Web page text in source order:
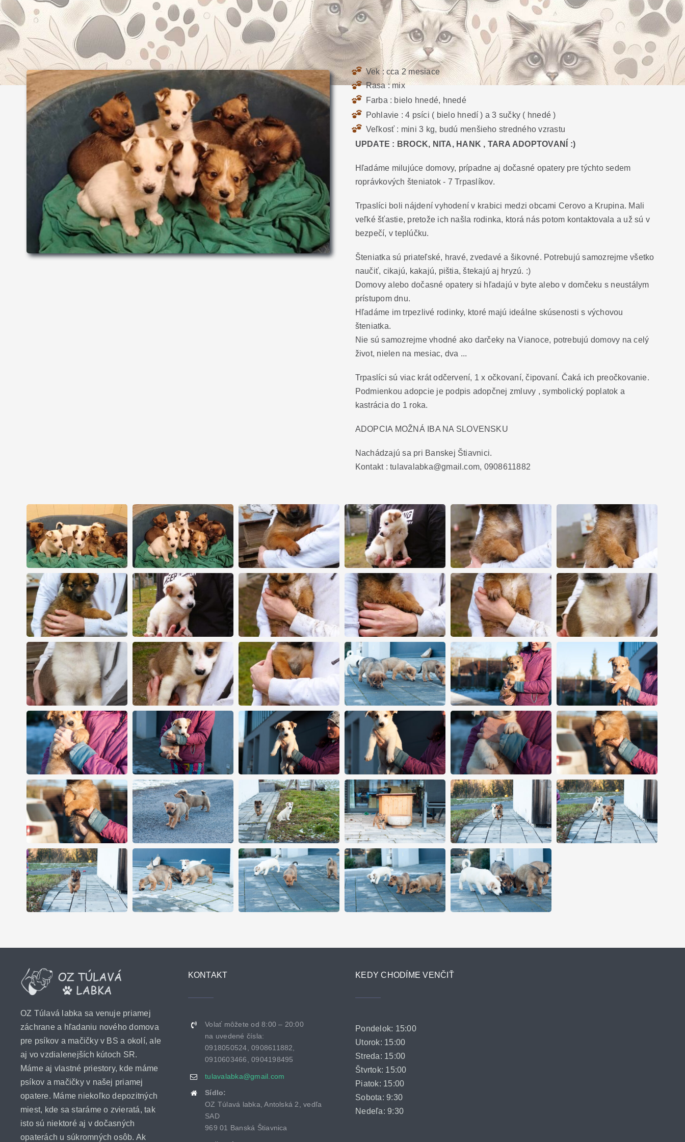
Vek : cca 2 mesiace
Rasa : mix
Farba : bielo hnedé, hnedé
Pohlavie : 4 psíci ( bielo hnedí ) a 3 sučky ( hnedé )
Veľkosť : mini 3 kg, budú menšieho stredného vzrastu
UPDATE : BROCK, NITA, HANK , TARA ADOPTOVANÍ :)
Hľadáme milujúce domovy, prípadne aj dočasné opatery pre týchto sedem
roprávkových šteniatok - 7 Trpaslíkov.
Trpaslíci boli nájdení vyhodení v krabici medzi obcami Cerovo a Krupina. Mali
veľké šťastie, pretože ich našla rodinka, ktorá nás potom kontaktovala a už sú v
bezpečí, v teplúčku.
Šteniatka sú priateľské, hravé, zvedavé a šikovné. Potrebujú samozrejme všetko
naučiť, cikajú, kakajú, pištia, štekajú aj hryzú. :)
Domovy alebo dočasné opatery si hľadajú v byte alebo v domčeku s neustálym
prístupom dnu.
Hľadáme im trpezlivé rodinky, ktoré majú ideálne skúsenosti s výchovou
šteniatka.
Nie sú samozrejme vhodné ako darčeky na Vianoce, potrebujú domovy na celý
život, nielen na mesiac, dva ...
Trpaslíci sú viac krát odčervení, 1 x očkovaní, čipovaní. Čaká ich preočkovanie.
Podmienkou adopcie je podpis adopčnej zmluvy , symbolický poplatok a
kastrácia do 1 roka.
ADOPCIA MOŽNÁ IBA NA SLOVENSKU
Nachádzajú sa pri Banskej Štiavnici.
Kontakt : tulavalabka@gmail.com, 0908611882
OZ Túlavá labka sa venuje priamej
záchrane a hľadaniu nového domova
pre psíkov a mačičky v BS a okolí, ale
aj vo vzdialenejších kútoch SR.
Máme aj vlastné priestory, kde máme
psíkov a mačičky v našej priamej
opatere. Máme niekoľko depozitných
miest, kde sa staráme o zvieratá, tak
isto sú niektoré aj v dočasných
opaterách u súkromných osôb. Ak
KONTAKT
Volať môžete od 8:00 – 20:00
na uvedené čísla:
0918050524, 0908611882,
0910603466, 0904198495
tulavalabka@gmail.com
Sídlo:
OZ Túlavá labka, Antolská 2, vedľa
SAD
969 01 Banská Štiavnica
KEDY CHODÍME VENČIŤ
Pondelok: 15:00
Utorok: 15:00
Streda: 15:00
Štvrtok: 15:00
Piatok: 15:00
Sobota: 9:30
Nedeľa: 9:30